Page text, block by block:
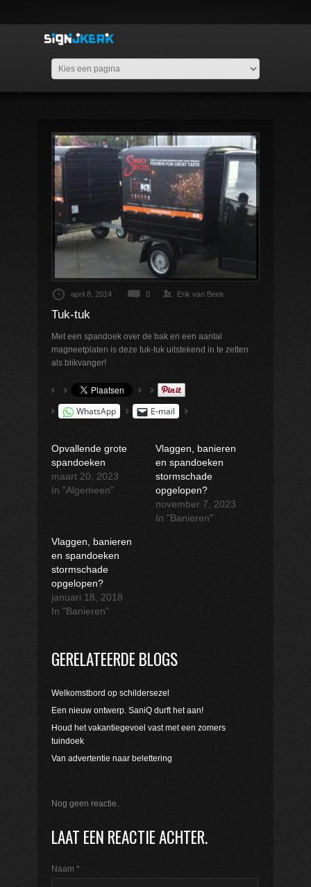
april 8, 2014 0 Erik van Beek
Tuk-tuk
Met een spandoek over de bak en een aantal
magneetplaten is deze tuk-tuk uitstekend in te zetten
als blikvanger!
WhatsApp E-mail
Opvallende grote
spandoeken
maart 20, 2023
In "Algemeen"
Vlaggen, banieren
en spandoeken
stormschade
opgelopen?
november 7, 2023
In "Banieren"
Vlaggen, banieren
en spandoeken
stormschade
opgelopen?
januari 18, 2018
In "Banieren"
GERELATEERDE BLOGS
Welkomstbord op schildersezel
Een nieuw ontwerp. SaniQ durft het aan!
Houd het vakantiegevoel vast met een zomers
tuindoek
Van advertentie naar belettering
Nog geen reactie.
LAAT EEN REACTIE ACHTER.
Naam *